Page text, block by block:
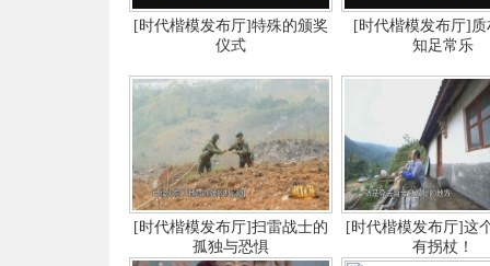
[时代楷模发布厅]特殊的颁奖
仪式
[时代楷模发布厅]
知足常乐
[时代楷模发布厅]扫雷战士的
孤独与恐惧
[时代楷模发布厅]这
有拐杖！